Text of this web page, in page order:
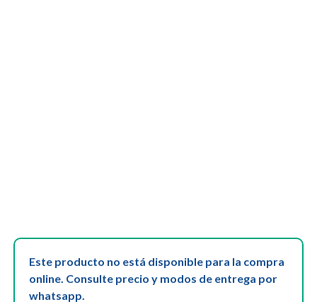
Este producto no está disponible para la compra
online. Consulte precio y modos de entrega por
whatsapp.